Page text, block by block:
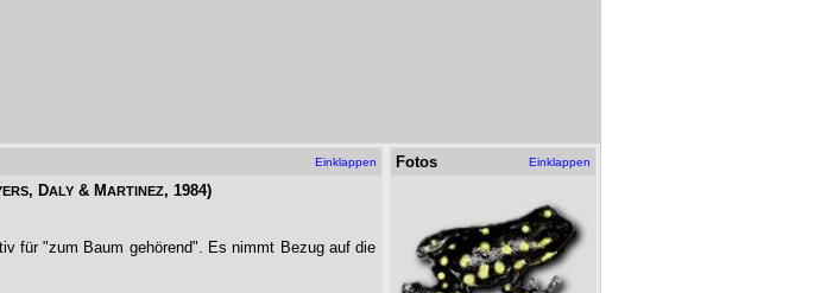
Einklappen
, DALY & MARTINEZ, 1984)
für "zum Baum gehörend". Es nimmt Bezug auf die
Fotos Einklappen